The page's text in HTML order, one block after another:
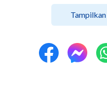
kembali dan melihat
Dikutip dari "Hanya Kristus